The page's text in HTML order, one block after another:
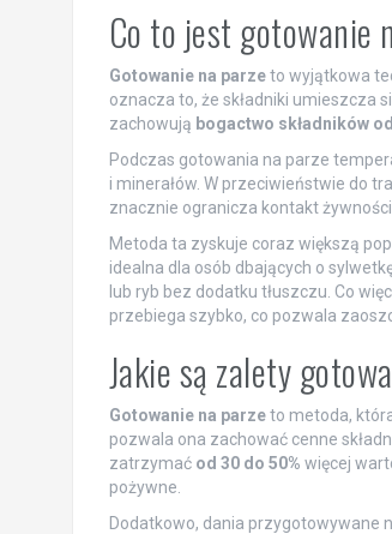
Co to jest gotowanie
Gotowanie na parzeto wyjątkowa
oznacza to, że składniki umieszcza
zachowują bogactwo składników
Podczas gotowania na parze
i minerałów. W przeciwieństwie do
znacznie ogranicza kontakt
Metoda ta zyskuje coraz większą
idealna dla osób dbających o
lub ryb bez dodatku tłuszczu. Co
przebiega szybko, co pozwala
Jakie są zalety
Gotowanie na parzeto metoda,
pozwala ona zachować cenne
zatrzymać od 30 do 50% więcej
pożywne.
Dodatkowo, dania przygotowywane